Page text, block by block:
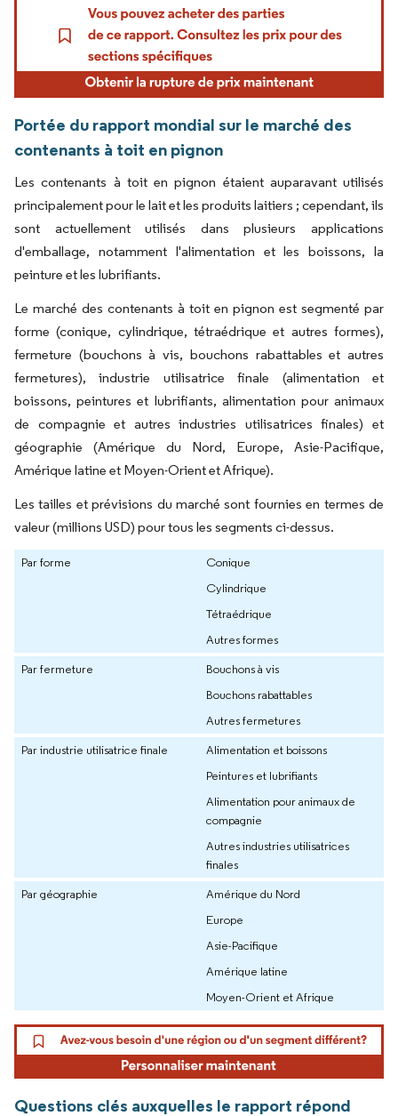
Portée du rapport mondial sur le marché des
contenants à toit en pignon
Les contenants à toit en pignon étaient auparavant utilisés
principalement pour le lait et les produits laitiers ; cependant, ils
sont actuellement utilisés dans plusieurs applications
d'emballage, notamment l'alimentation et les boissons, la
peinture et les lubrifiants.
Le marché des contenants à toit en pignon est segmenté par
forme (conique, cylindrique, tétraédrique et autres formes),
fermeture (bouchons à vis, bouchons rabattables et autres
fermetures), industrie utilisatrice finale (alimentation et
boissons, peintures et lubrifiants, alimentation pour animaux
de compagnie et autres industries utilisatrices finales) et
géographie (Amérique du Nord, Europe, Asie-Pacifique,
Amérique latine et Moyen-Orient et Afrique).
Les tailles et prévisions du marché sont fournies en termes de
valeur (millions USD) pour tous les segments ci-dessus.
Par forme
Conique
Cylindrique
Tétraédrique
Autres formes
Par fermeture
Bouchons à vis
Bouchons rabattables
Autres fermetures
Par industrie utilisatrice finale
Alimentation et boissons
Peintures et lubrifiants
Alimentation pour animaux de
compagnie
Autres industries utilisatrices
finales
Par géographie
Amérique du Nord
Europe
Asie-Pacifique
Amérique latine
Moyen-Orient et Afrique
Questions clés auxquelles le rapport répond